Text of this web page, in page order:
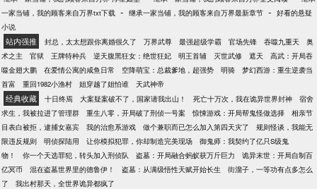
一家当铺，我的顾客来自万界txt下载 - 继承一家当铺，我的顾客来自万界最新章节 - 好看的悬疑
小说
站内强推 封总，太太想跟你离婚很久了 万界武尊 最强超级学霸 官场先锋 吞噬九重天
奥
术之主
官狱 王牌特种兵 逆天腹黑狂女：绝世狂妃 明王首辅 灭世武修 遮天
高武：开局吞
噬金翅大鹏
在爱情公寓的咸鱼日常 空降萌宝：总裁爹地，超强势 明骑
梦幻西游：重生逆袭当
首富
重回1982小渔村 姐穿越了姐怕谁 天武神帝
经典收藏 十日终焉 大案疑案破不了，国家请我出山！ 死亡十万次，我在诡异世界封神
宿舍
求生，我被拉进了管理群
重生八零，开局破了刑侦一号案 惊悚游戏：开局帮鬼怪做选择
相亲节
目表白被拒，逮捕女嘉宾
我的治愈系游戏 做个兼职而已怎么加入第四天灾了
规则怪谈，我能无
限违反规则
明侦探陆用 让你模拟犯罪，你却制造完美现场
御鬼师：我契约了亿只S级鬼
物！
你一个天选罪犯，转头加入刑侦队 盗墓：开局融合蚂蚁获万斤巨力
诡异末世：开局自制百
亿冥币
混在盗墓世界里的德鲁伊！ 盗墓：从满级悟性天赋开始长生
街溜子，一等功有点多怎么
了
我出村那天，全世界诡异都疯了